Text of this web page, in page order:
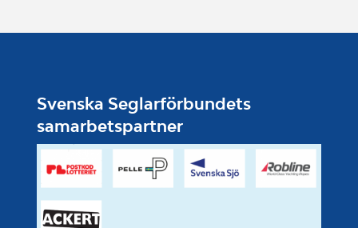
Svenska Seglarförbundets
samarbetspartner